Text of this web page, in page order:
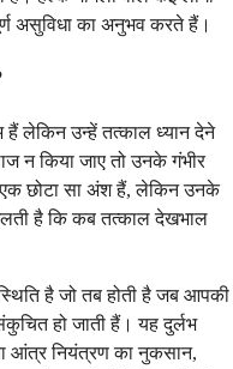
असुविधा का अनुभव करते हैं।
लेकिन उन्हें तत्काल ध्यान देने
न किया जाए तो उनके गंभीर
एक छोटा सा अंश हैं, लेकिन उनके
है कि कब तत्काल देखभाल
है जो तब होती है जब आपकी
हो जाती हैं। यह दुर्लभ
आंत्र नियंत्रण का नुकसान,